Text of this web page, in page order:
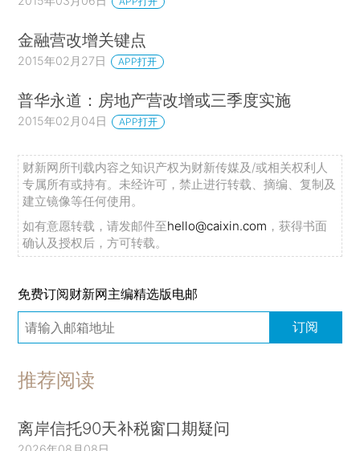
金融营改增关键点
2015年02月27日 APP打开
普华永道：房地产营改增或三季度实施
2015年02月04日 APP打开
财新网所刊载内容之知识产权为财新传媒及/或相关权利人
专属所有或持有。未经许可，禁止进行转载、摘编、复制及
建立镜像等任何使用。
如有意愿转载，请发邮件至hello@caixin.com ，获得书面
确认及授权后，方可转载。
免费订阅财新网主编精选版电邮
订阅
推荐阅读
离岸信托90天补税窗口期疑问